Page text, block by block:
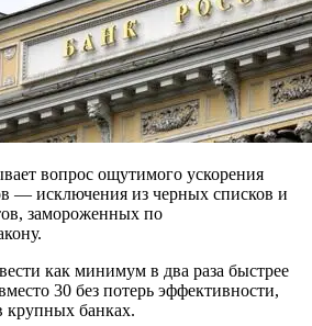
вопрос ощутимого ускорения
— исключения из черных списков и
замороженных по
как минимум в два раза быстрее
30 без потерь эффективности,
крупных банках.